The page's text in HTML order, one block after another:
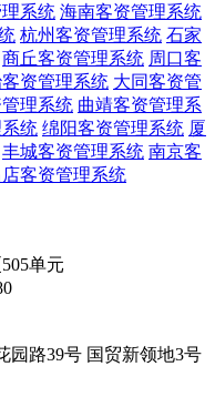
系统 海南客资管理系统
杭州客资管理系统 石家
商丘客资管理系统 周口客
资管理系统 大同客资管
理系统 曲靖客资管理系
统 绵阳客资管理系统 厦
丰城客资管理系统 南京客
客资管理系统
单元
园路39号 国贸新领地3号